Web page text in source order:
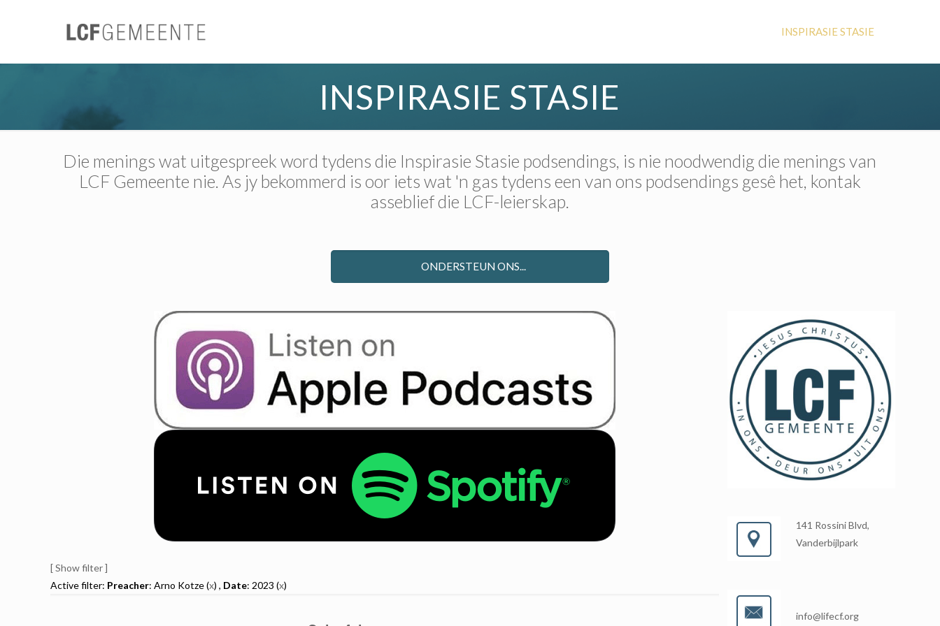
INSPIRASIE STASIE
INSPIRASIE STASIE
Die menings wat uitgespreek word tydens die Inspirasie Stasie podsendings, is nie noodwendig die menings van
LCF Gemeente nie. As jy bekommerd is oor iets wat 'n gas tydens een van ons podsendings gesê het, kontak
asseblief die LCF-leierskap.
ONDERSTEUN ONS...
[ Show filter ]
Active filter: Preacher: Arno Kotze (x) , Date: 2023 (x)
141 Rossini Blvd,
Vanderbijlpark
info@lifecf.org